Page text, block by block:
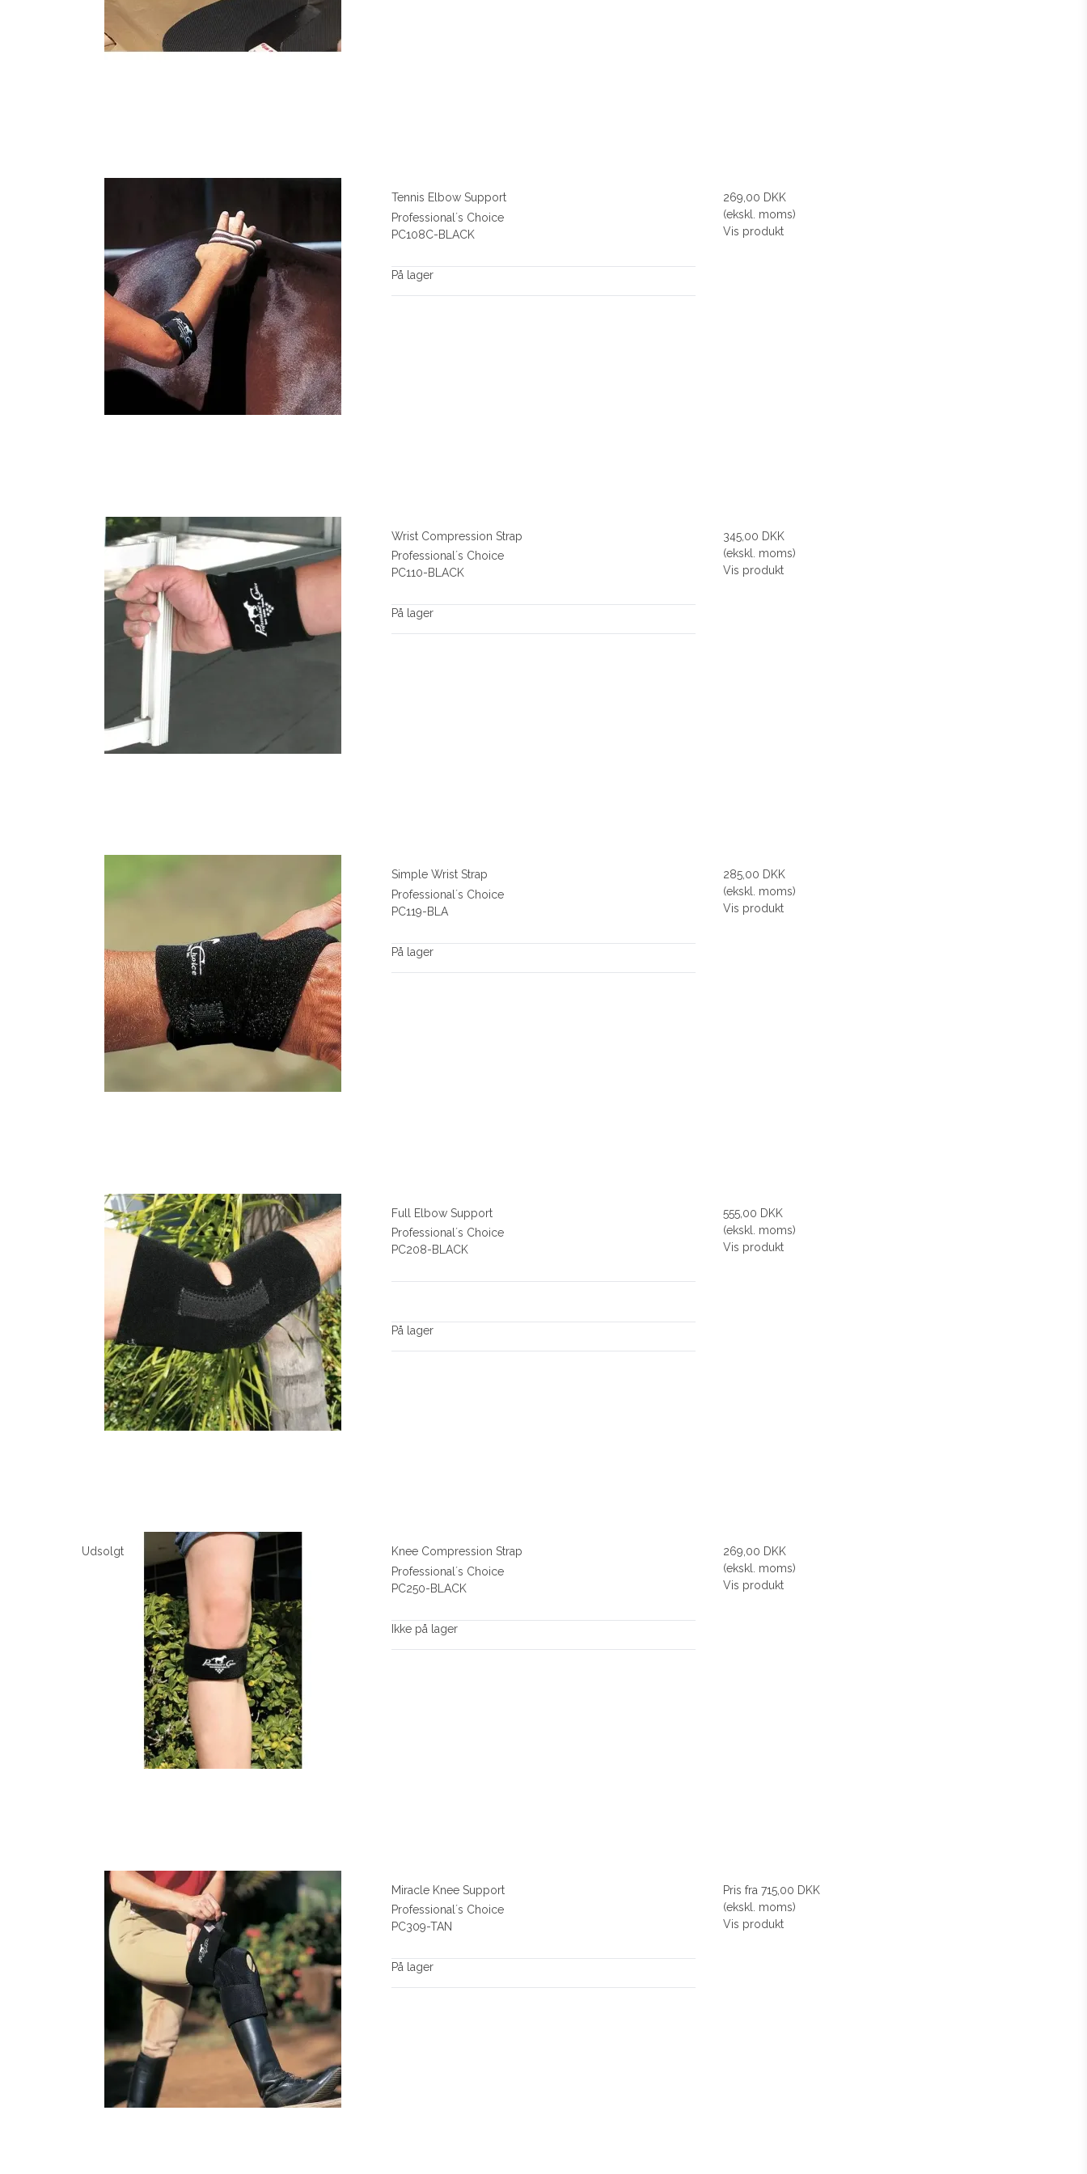
Tennis Elbow Support
Professional´s Choice
PC108C-BLACK
På lager
269,00 DKK
(ekskl. moms)
Vis produkt
Wrist Compression Strap
Professional´s Choice
PC110-BLACK
På lager
345,00 DKK
(ekskl. moms)
Vis produkt
Simple Wrist Strap
Professional´s Choice
PC119-BLA
På lager
285,00 DKK
(ekskl. moms)
Vis produkt
Full Elbow Support
Professional´s Choice
PC208-BLACK
På lager
555,00 DKK
(ekskl. moms)
Vis produkt
Udsolgt
Knee Compression Strap
Professional´s Choice
PC250-BLACK
Ikke på lager
269,00 DKK
(ekskl. moms)
Vis produkt
Miracle Knee Support
Professional´s Choice
PC309-TAN
På lager
Pris fra715,00 DKK
(ekskl. moms)
Vis produkt